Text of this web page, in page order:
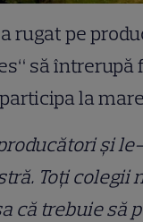
rugat pe
să
la
şi
Toţi colegii
că trebuie să